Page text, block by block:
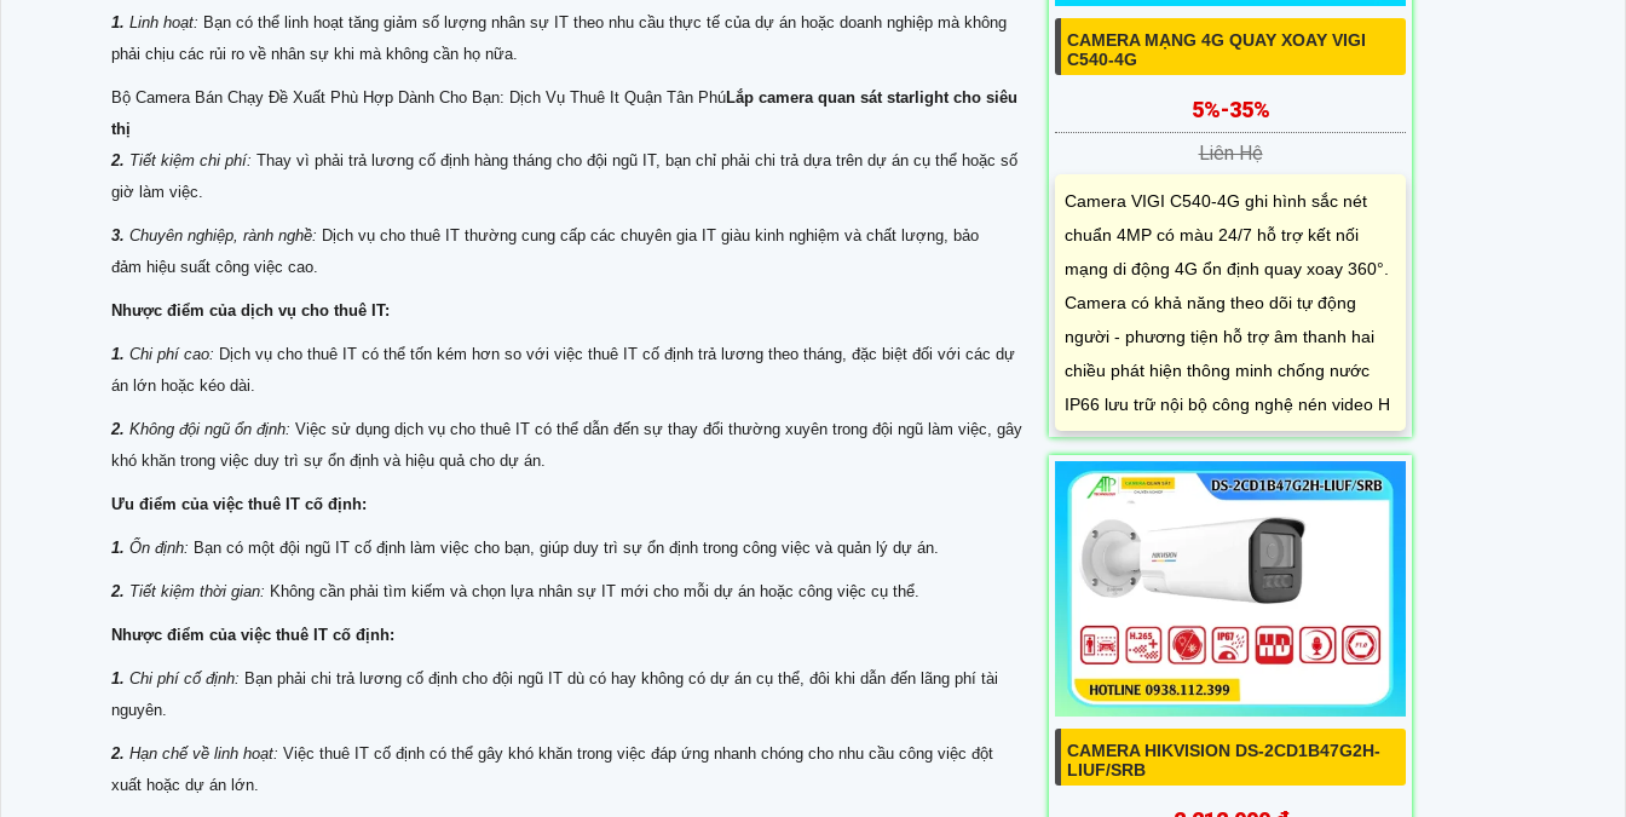
1. Linh hoạt: Bạn có thể linh hoạt tăng giảm số lượng nhân sự IT theo nhu cầu thực tế của dự án hoặc doanh nghiệp mà không
phải chịu các rủi ro về nhân sự khi mà không cần họ nữa.
Bộ Camera Bán Chạy Đề Xuất Phù Hợp Dành Cho Bạn: Dịch Vụ Thuê It Quận Tân PhúLắp camera quan sát starlight cho siêu
thị
2. Tiết kiệm chi phí: Thay vì phải trả lương cố định hàng tháng cho đội ngũ IT, bạn chỉ phải chi trả dựa trên dự án cụ thể hoặc số
giờ làm việc.
3. Chuyên nghiệp, rành nghề: Dịch vụ cho thuê IT thường cung cấp các chuyên gia IT giàu kinh nghiệm và chất lượng, bảo
đảm hiệu suất công việc cao.
Nhược điểm của dịch vụ cho thuê IT:
1. Chi phí cao: Dịch vụ cho thuê IT có thể tốn kém hơn so với việc thuê IT cố định trả lương theo tháng, đặc biệt đối với các dự
án lớn hoặc kéo dài.
2. Không đội ngũ ổn định: Việc sử dụng dịch vụ cho thuê IT có thể dẫn đến sự thay đổi thường xuyên trong đội ngũ làm việc, gây
khó khăn trong việc duy trì sự ổn định và hiệu quả cho dự án.
Ưu điểm của việc thuê IT cố định:
1. Ổn định: Bạn có một đội ngũ IT cố định làm việc cho bạn, giúp duy trì sự ổn định trong công việc và quản lý dự án.
2. Tiết kiệm thời gian: Không cần phải tìm kiếm và chọn lựa nhân sự IT mới cho mỗi dự án hoặc công việc cụ thể.
Nhược điểm của việc thuê IT cố định:
1. Chi phí cố định: Bạn phải chi trả lương cố định cho đội ngũ IT dù có hay không có dự án cụ thể, đôi khi dẫn đến lãng phí tài
nguyên.
2. Hạn chế về linh hoạt: Việc thuê IT cố định có thể gây khó khăn trong việc đáp ứng nhanh chóng cho nhu cầu công việc đột
xuất hoặc dự án lớn.
CAMERA MẠNG 4G QUAY XOAY VIGI
C540-4G
5%-35%
Liên Hệ
Camera VIGI C540-4G ghi hình sắc nét
chuẩn 4MP có màu 24/7 hỗ trợ kết nối
mạng di động 4G ổn định quay xoay 360°.
Camera có khả năng theo dõi tự động
người - phương tiện hỗ trợ âm thanh hai
chiều phát hiện thông minh chống nước
IP66 lưu trữ nội bộ công nghệ nén video H
CAMERA HIKVISION DS-2CD1B47G2H-
LIUF/SRB